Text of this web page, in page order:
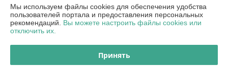
Информация для покупателя
Индивидуальный предприниматель:ИП Райко Александр Валерьевич
г.Минск, ул. Белецкого 2/7, кв.379
Регистрационный номер ЕГР: 193030880
Мы используем файлы cookies для обеспечения удобства
пользователей портала и предоставления персональных
рекомендаций. Вы можете настроить файлы cookies или
отключить их.
Принять